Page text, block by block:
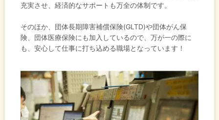
充実させ、経済的なサポートも万全の体制です。
そのほか、団体長期障害補償保険(GLTD)や団体がん保
険、団体医療保険にも加入しているので、万が一の際に
も、安心して仕事に打ち込める職場となっています！